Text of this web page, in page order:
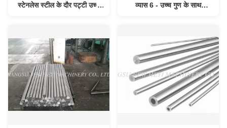
स्टेनलेस स्टील के दौर पट्टी उच्च
व्यास 6 - उच्च गुण के साथ